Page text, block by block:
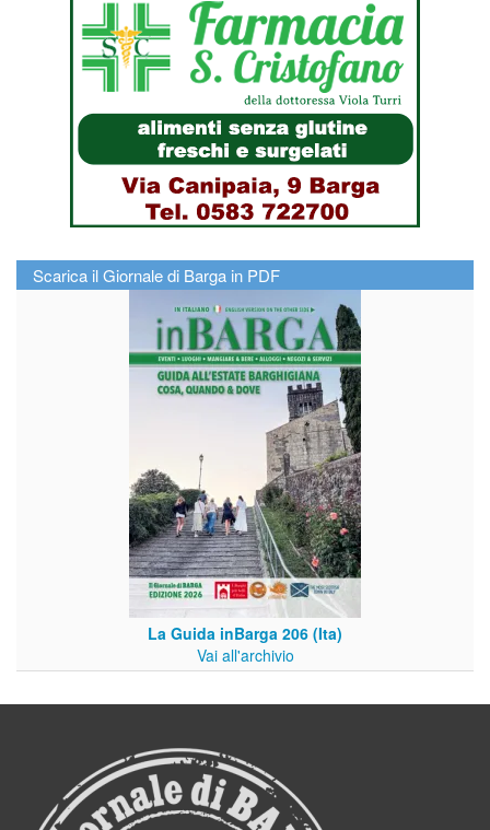
Scarica il Giornale di Barga in PDF
La Guida inBarga 206 (Ita)
Vai all'archivio